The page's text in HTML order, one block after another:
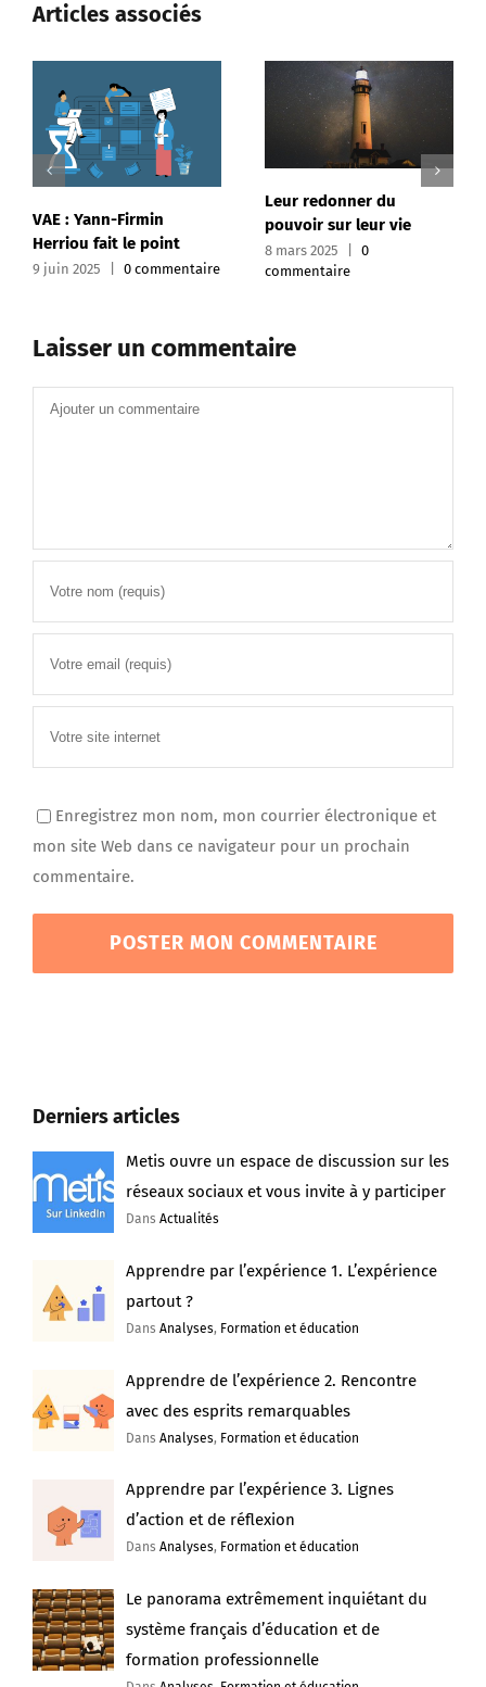
Articles associés
pouvoir sur leur vie
8 mars 2025
commentaire
La vérité sur les
psychiques au
24 février 2025
commentaire
Laisser un commentaire
Commentaire
Enregistrez mon nom, mon courrier électronique et
mon site Web dans ce navigateur pour un prochain
commentaire.
Derniers articles
Metis ouvre un espace de discussion sur les
réseaux sociaux et vous invite à y participer
DansActualités
Apprendre par l’expérience 1. L’expérience
partout ?
DansAnalyses, Formation et éducation
Apprendre de l’expérience 2. Rencontre
avec des esprits remarquables
DansAnalyses, Formation et éducation
Apprendre par l’expérience 3. Lignes
d’action et de réflexion
DansAnalyses, Formation et éducation
Le panorama extrêmement inquiétant du
système français d’éducation et de
formation professionnelle